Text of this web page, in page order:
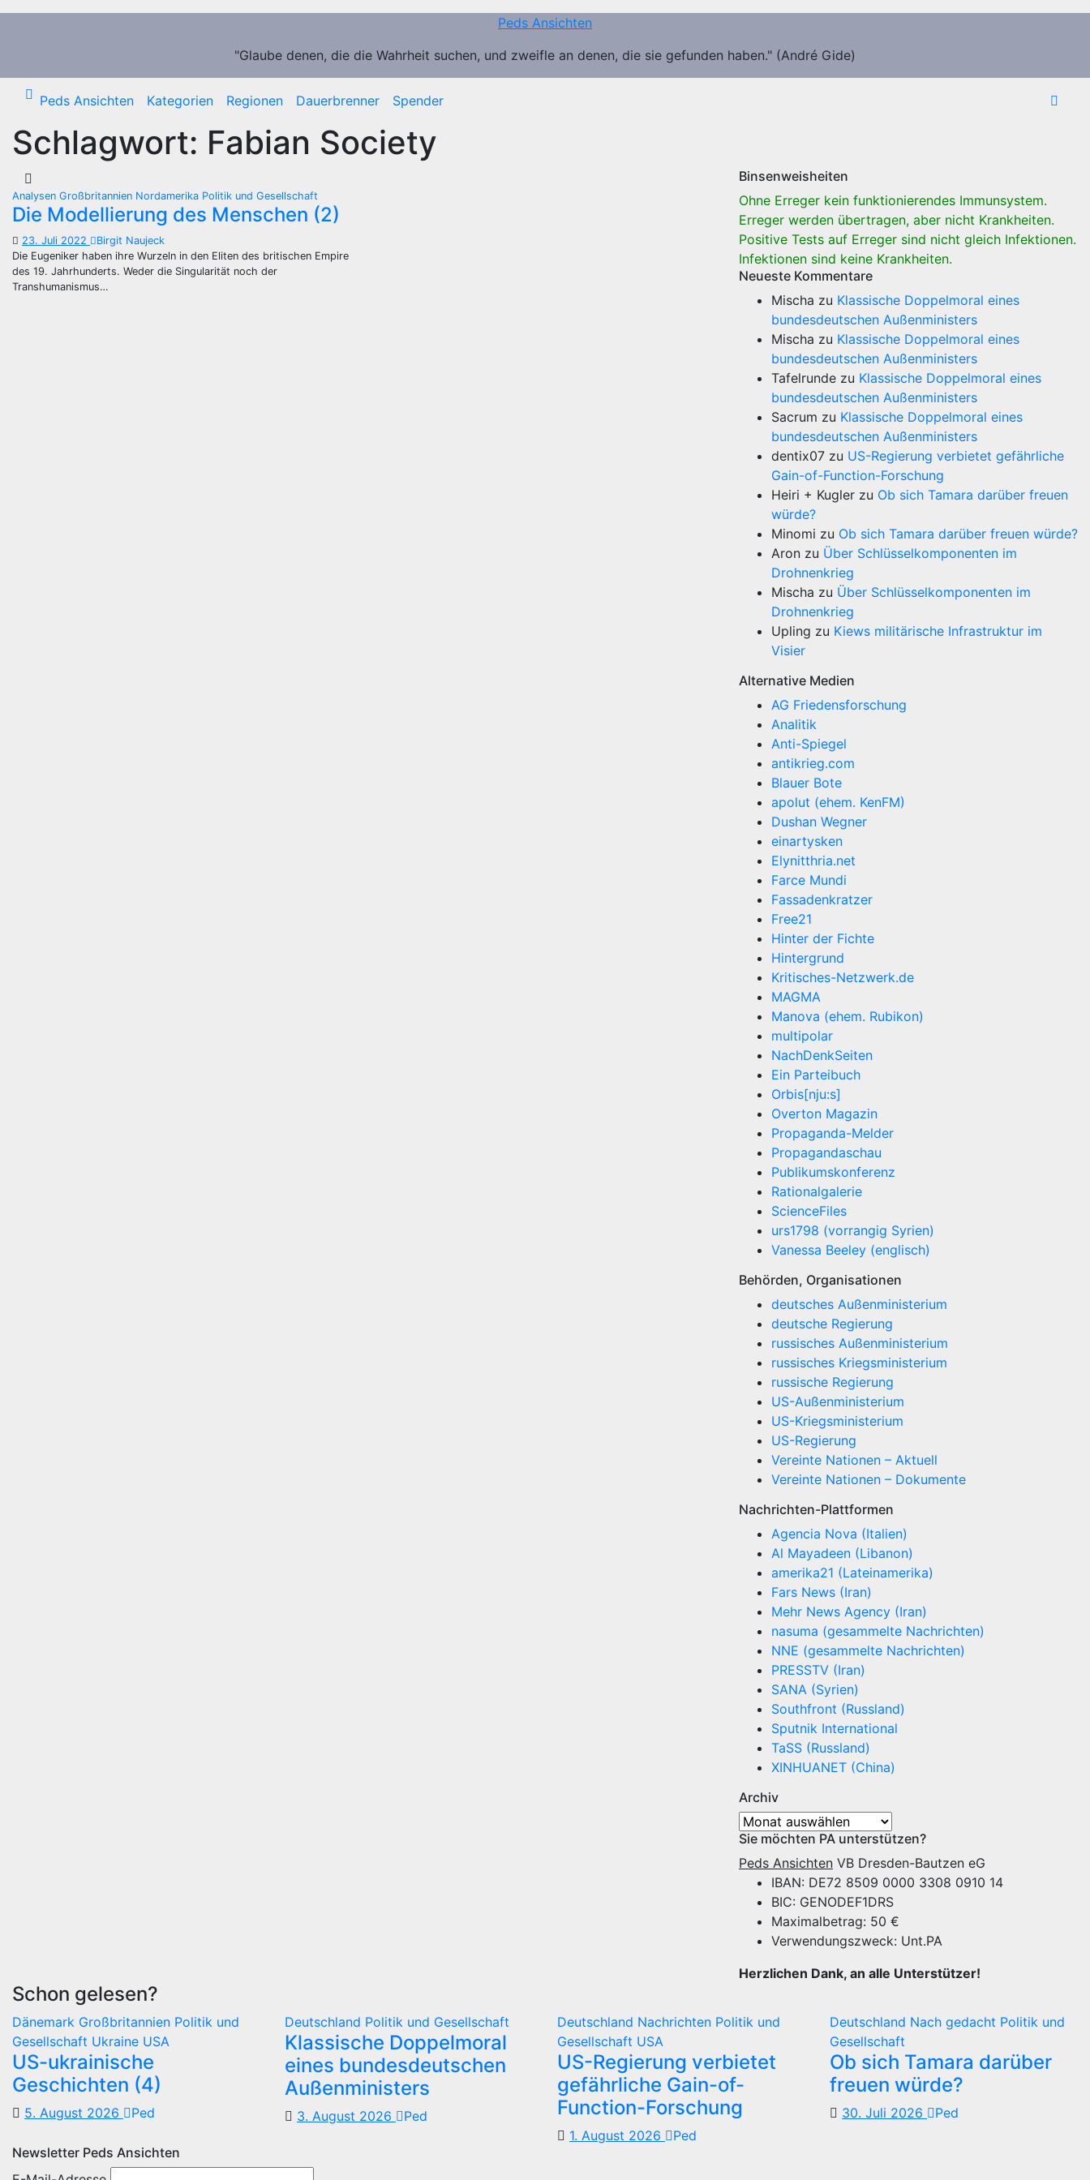
Zum
Peds Ansichten
"Glaube denen, die die Wahrheit suchen, und zweifle an denen, die sie gefunden haben." (André Gide)
Peds Ansichten Kategorien Regionen Dauerbrenner Spender
Schlagwort: Fabian Society
Analysen Großbritannien Nordamerika Politik und Gesellschaft
Die Modellierung des Menschen (2)
23. Juli 2022
Birgit Naujeck
Die Eugeniker haben ihre Wurzeln in den Eliten des britischen Empire
des 19. Jahrhunderts. Weder die Singularität noch der
Transhumanismus…
Binsenweisheiten
Ohne Erreger kein funktionierendes Immunsystem.
Erreger werden übertragen, aber nicht Krankheiten.
Positive Tests auf Erreger sind nicht gleich Infektionen.
Infektionen sind keine Krankheiten.
Neueste Kommentare
Mischa zu Klassische Doppelmoral eines
bundesdeutschen Außenministers
Mischa zu Klassische Doppelmoral eines
bundesdeutschen Außenministers
Tafelrunde zu Klassische Doppelmoral eines
bundesdeutschen Außenministers
Sacrum zu Klassische Doppelmoral eines
bundesdeutschen Außenministers
dentix07 zu US-Regierung verbietet gefährliche
Gain-of-Function-Forschung
Heiri + Kugler zu Ob sich Tamara darüber freuen
würde?
Minomi zu Ob sich Tamara darüber freuen würde?
Aron zu Über Schlüsselkomponenten im
Drohnenkrieg
Mischa zu Über Schlüsselkomponenten im
Drohnenkrieg
Upling zu Kiews militärische Infrastruktur im
Visier
Alternative Medien
AG Friedensforschung
Analitik
Anti-Spiegel
antikrieg.com
Blauer Bote
apolut (ehem. KenFM)
Dushan Wegner
einartysken
Elynitthria.net
Farce Mundi
Fassadenkratzer
Free21
Hinter der Fichte
Hintergrund
Kritisches-Netzwerk.de
MAGMA
Manova (ehem. Rubikon)
multipolar
NachDenkSeiten
Ein Parteibuch
Orbis[nju:s]
Overton Magazin
Propaganda-Melder
Propagandaschau
Publikumskonferenz
Rationalgalerie
ScienceFiles
urs1798 (vorrangig Syrien)
Vanessa Beeley (englisch)
Behörden, Organisationen
deutsches Außenministerium
deutsche Regierung
russisches Außenministerium
russisches Kriegsministerium
russische Regierung
US-Außenministerium
US-Kriegsministerium
US-Regierung
Vereinte Nationen – Aktuell
Vereinte Nationen – Dokumente
Nachrichten-Plattformen
Agencia Nova (Italien)
Al Mayadeen (Libanon)
amerika21 (Lateinamerika)
Fars News (Iran)
Mehr News Agency (Iran)
nasuma (gesammelte Nachrichten)
NNE (gesammelte Nachrichten)
PRESSTV (Iran)
SANA (Syrien)
Southfront (Russland)
Sputnik International
TaSS (Russland)
XINHUANET (China)
Archiv
Archiv
Sie möchten PA unterstützen?
Peds Ansichten VB Dresden-Bautzen eG
IBAN: DE72 8509 0000 3308 0910 14
BIC: GENODEF1DRS
Maximalbetrag: 50 €
Verwendungszweck: Unt.PA
Herzlichen Dank, an alle Unterstützer!
Schon gelesen?
Dänemark Großbritannien Politik und
Gesellschaft Ukraine USA
US-ukrainische
Geschichten (4)
5. August 2026 Ped
Deutschland Politik und Gesellschaft
Klassische Doppelmoral
eines bundesdeutschen
Außenministers
3. August 2026 Ped
Deutschland Nachrichten Politik und
Gesellschaft USA
US-Regierung verbietet
gefährliche Gain-of-
Function-Forschung
1. August 2026 Ped
Deutschland Nach gedacht Politik und
Gesellschaft
Ob sich Tamara darüber
freuen würde?
30. Juli 2026 Ped
Newsletter Peds Ansichten